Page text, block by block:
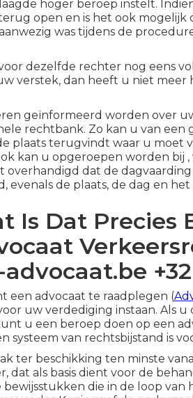
hoger beroep instelt.
open en is het ook
was tijdens de
dezelfde rechter nog eens
verstek, dan heeft u niet
geïnformeerd worden over
rechtbank. Zo kan u van een
plaats terugvindt waar u moet
kan u opgeroepen worden bij
overhandigd dat de
evenals de plaats, de dag en
Is Dat Precies
een advocaat te raadplegen (
uw verdediging instaan. Als
u een beroep doen op een
systeem van rechtsbijstand is
ter beschikking ten minste
dat als basis dient voor de
die in de loop van